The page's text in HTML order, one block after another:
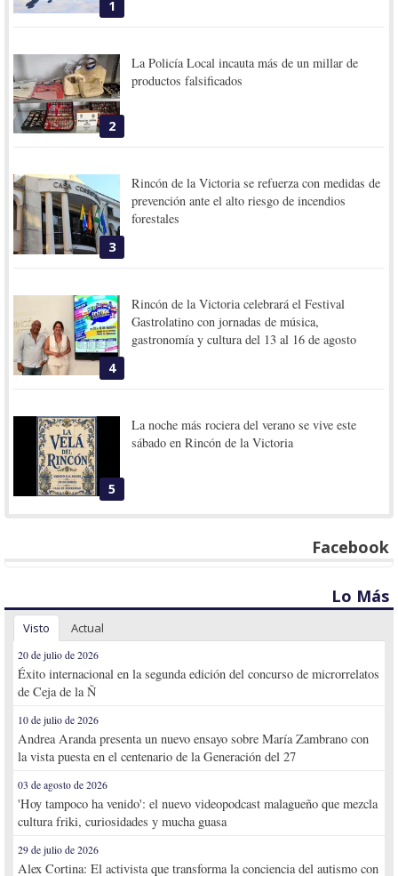
1
2
La Policía Local incauta más de un millar de
productos falsificados
3
Rincón de la Victoria se refuerza con medidas de
prevención ante el alto riesgo de incendios
forestales
4
Rincón de la Victoria celebrará el Festival
Gastrolatino con jornadas de música,
gastronomía y cultura del 13 al 16 de agosto
5
La noche más rociera del verano se vive este
sábado en Rincón de la Victoria
Facebook
Lo Más
Visto Actual
20 de julio de 2026
Éxito internacional en la segunda edición del concurso de microrrelatos
de Ceja de la Ñ
10 de julio de 2026
Andrea Aranda presenta un nuevo ensayo sobre María Zambrano con
la vista puesta en el centenario de la Generación del 27
03 de agosto de 2026
'Hoy tampoco ha venido': el nuevo videopodcast malagueño que mezcla
cultura friki, curiosidades y mucha guasa
29 de julio de 2026
Alex Cortina: El activista que transforma la conciencia del autismo con